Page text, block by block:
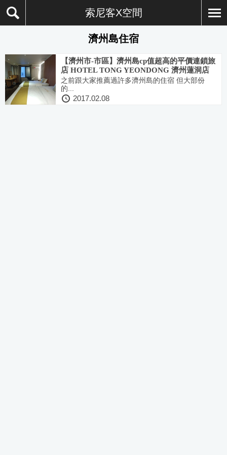
索尼客X空間
濟州島住宿
【濟州市-市區】濟州島cp值超高的平價連鎖旅
店 HOTEL TONG YEONDONG 濟州蓮洞店
(寶健路商街，蓮洞商圈內，位置超佳，離機場
超近！)(附：住宿優惠卷)
之前跟大家推薦過許多濟州島的住宿 但大部份
的...
2017.02.08